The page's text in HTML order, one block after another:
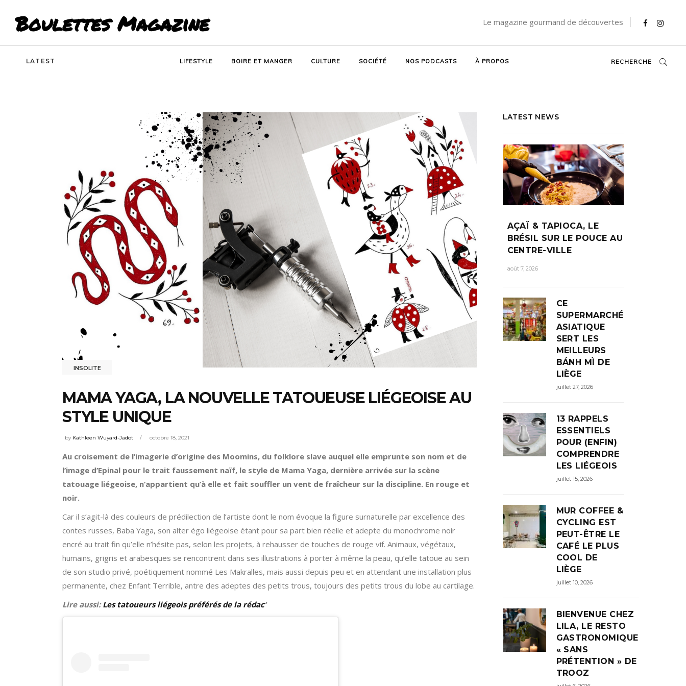
Boulettes Magazine Le magazine gourmand de découvertes
LATEST LIFESTYLE BOIRE ET MANGER CULTURE SOCIÉTÉ NOS PODCASTS À PROPOS RECHERCHE
INSOLITE
MAMA YAGA, LA NOUVELLE TATOUEUSE LIÉGEOISE AU
STYLE UNIQUE
by Kathleen Wuyard-Jadot octobre 18, 2021
Au croisement de l’imagerie d’origine des Moomins, du folklore slave auquel elle emprunte son nom et de
l’image d’Epinal pour le trait faussement naïf, le style de Mama Yaga, dernière arrivée sur la scène
tatouage liégeoise, n’appartient qu’à elle et fait souffler un vent de fraîcheur sur la discipline. En rouge et
noir.
Car il s’agit-là des couleurs de prédilection de l’artiste dont le nom évoque la figure surnaturelle par excellence des
contes russes, Baba Yaga, son alter égo liégeoise étant pour sa part bien réelle et adepte du monochrome noir
encré au trait fin qu’elle n’hésite pas, selon les projets, à rehausser de touches de rouge vif. Animaux, végétaux,
humains, grigris et arabesques se rencontrent dans ses illustrations à porter à même la peau, qu’elle tatoue au sein
de son studio privé, poétiquement nommé Les Makralles, mais aussi depuis peu et en attendant une installation plus
permanente, chez Enfant Terrible, antre des adeptes des petits trous, toujours des petits trous du lobe au cartilage.
Lire aussi:Les tatoueurs liégeois préférés de la rédac‘
LATEST NEWS
AÇAÏ & TAPIOCA, LE
BRÉSIL SUR LE POUCE AU
CENTRE-VILLE
août 7, 2026
CE
SUPERMARCHÉ
ASIATIQUE
SERT LES
MEILLEURS
BÁNH MÌ DE
LIÈGE
juillet 27, 2026
13 RAPPELS
ESSENTIELS
POUR (ENFIN)
COMPRENDRE
LES LIÉGEOIS
juillet 15, 2026
MUR COFFEE &
CYCLING EST
PEUT-ÊTRE LE
CAFÉ LE PLUS
COOL DE
LIÈGE
juillet 10, 2026
BIENVENUE CHEZ
LILA, LE RESTO
GASTRONOMIQUE
« SANS
PRÉTENTION » DE
TROOZ